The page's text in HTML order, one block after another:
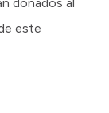
este